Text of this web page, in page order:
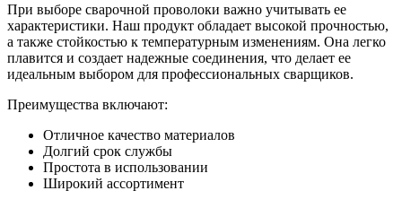
При выборе сварочной проволоки важно учитывать ее
характеристики. Наш продукт обладает высокой прочностью,
а также стойкостью к температурным изменениям. Она легко
плавится и создает надежные соединения, что делает ее
идеальным выбором для профессиональных сварщиков.
Преимущества включают:
Отличное качество материалов
Долгий срок службы
Простота в использовании
Широкий ассортимент